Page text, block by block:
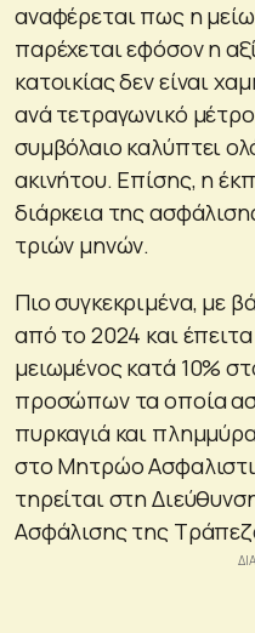
αναφέρεται πως η
παρέχεται εφόσον η
κατοικίας δεν είναι
ανά τετραγωνικό
συμβόλαιο καλύπτει
ακινήτου. Επίσης, η
διάρκεια της
τριών μηνών.
Πιο συγκεκριμένα, με
από το 2024 και
μειωμένος κατά 10%
προσώπων τα οποία
πυρκαγιά και
στο Μητρώο
τηρείται στη
Ασφάλισης της